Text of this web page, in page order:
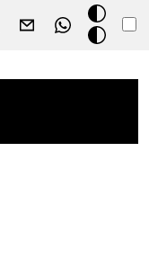
Mode
fosc